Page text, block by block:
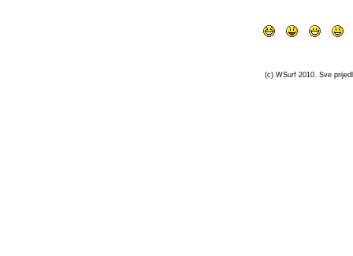
(c) WSurf 2010. Sve